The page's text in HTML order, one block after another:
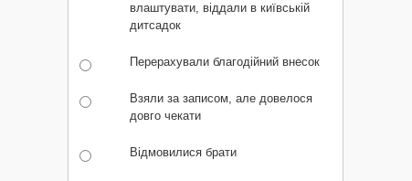
влаштувати, віддали в київській
дитсадок
Перерахували благодійний внесок
Взяли за записом, але довелося
довго чекати
Відмовилися брати